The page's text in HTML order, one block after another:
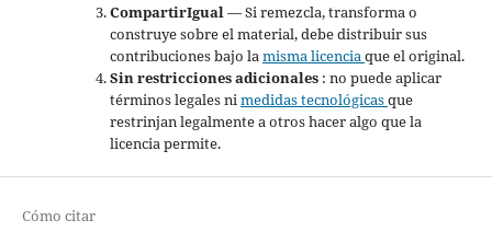
CompartirIgual— Si remezcla, transforma o
construye sobre el material, debe distribuir sus
contribuciones bajo lamisma licenciaque el original.
Sin restricciones adicionales : no puede aplicar
términos legales nimedidas tecnológicasque
restrinjan legalmente a otros hacer algo que la
licencia permite.
Cómo citar